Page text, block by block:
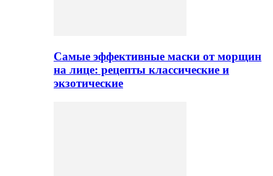
Самые эффективные маски от морщин
на лице: рецепты классические и
экзотические